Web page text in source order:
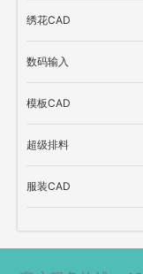
绣花CAD
数码输入
模板CAD
超级排料
服装CAD